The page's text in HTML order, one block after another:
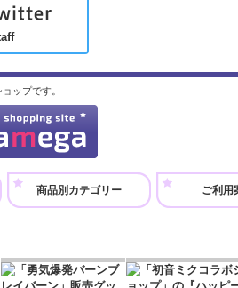
ップです。
商品別カテゴリー ご利用